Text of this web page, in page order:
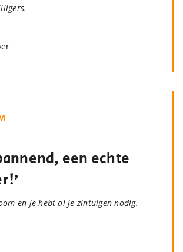
een echte
en je hebt al je zintuigen nodig.